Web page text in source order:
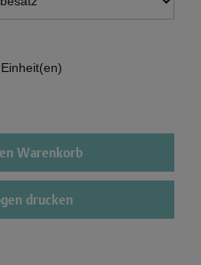
Einheit(en)
Warenkorb
drucken